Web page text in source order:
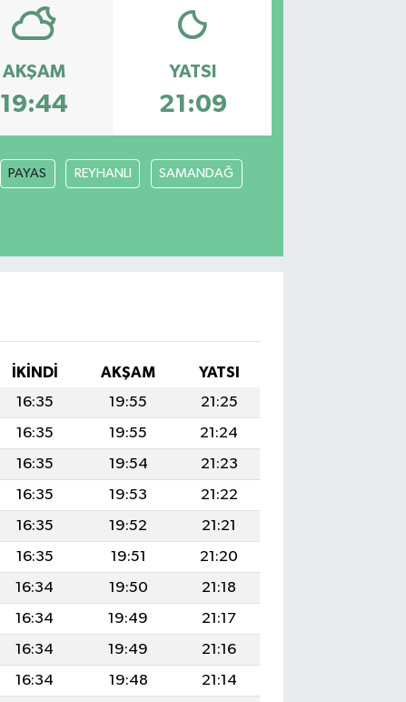
AKŞAM
19:44
YATSI
21:09
PAYAS REYHANLI SAMANDAĞ
İKINDI AKŞAM
YATSI
16:35 19:55
21:25
16:35 19:55
21:24
16:35 19:54
21:23
16:35 19:53
21:22
16:35 19:52
21:21
16:35 19:51
21:20
16:34 19:50
21:18
16:34 19:49
21:17
16:34 19:49
21:16
16:34 19:48
21:14